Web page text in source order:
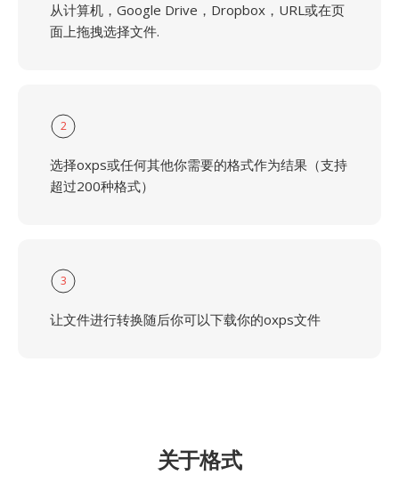
从计算机，Google Drive，Dropbox，URL或在页
面上拖拽选择文件.
2
选择oxps或任何其他你需要的格式作为结果（支持
超过200种格式）
3
让文件进行转换随后你可以下载你的oxps文件
关于格式